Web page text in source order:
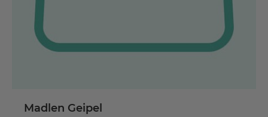
Madlen Geipel